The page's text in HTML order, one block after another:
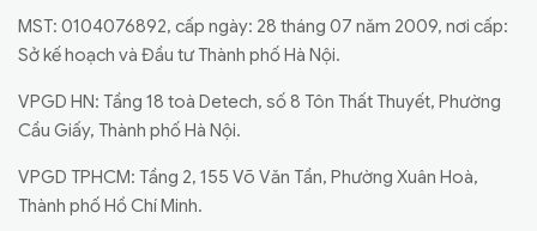
MST: 0104076892, cấp ngày: 28 tháng 07 năm 2009, nơi cấp:
Sở kế hoạch và Đầu tư Thành phố Hà Nội.
VPGD HN: Tầng 18 toà Detech, số 8 Tôn Thất Thuyết, Phường
Cầu Giấy, Thành phố Hà Nội.
VPGD TPHCM: Tầng 2, 155 Võ Văn Tần, Phường Xuân Hoà,
Thành phố Hồ Chí Minh.